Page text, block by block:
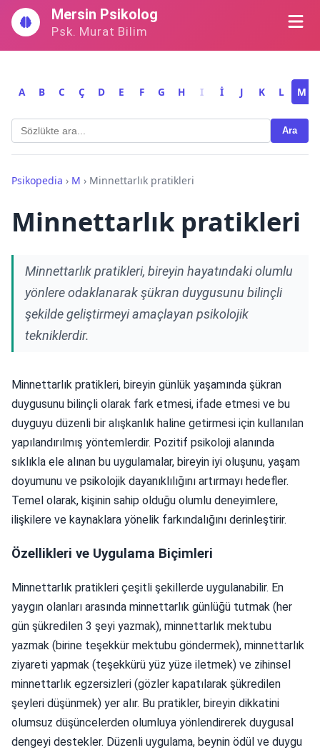
İçeriğe
geç
Mersin Psikolog
Psk. Murat Bilim
A B C Ç D E F G H I İ J K L M
Ara
Psikopedia › M › Minnettarlık pratikleri
Minnettarlık pratikleri
Minnettarlık pratikleri, bireyin hayatındaki olumlu
yönlere odaklanarak şükran duygusunu bilinçli
şekilde geliştirmeyi amaçlayan psikolojik
tekniklerdir.
Minnettarlık pratikleri, bireyin günlük yaşamında şükran
duygusunu bilinçli olarak fark etmesi, ifade etmesi ve bu
duyguyu düzenli bir alışkanlık haline getirmesi için kullanılan
yapılandırılmış yöntemlerdir. Pozitif psikoloji alanında
sıklıkla ele alınan bu uygulamalar, bireyin iyi oluşunu, yaşam
doyumunu ve psikolojik dayanıklılığını artırmayı hedefler.
Temel olarak, kişinin sahip olduğu olumlu deneyimlere,
ilişkilere ve kaynaklara yönelik farkındalığını derinleştirir.
Özellikleri ve Uygulama Biçimleri
Minnettarlık pratikleri çeşitli şekillerde uygulanabilir. En
yaygın olanları arasında minnettarlık günlüğü tutmak (her
gün şükredilen 3 şeyi yazmak), minnettarlık mektubu
yazmak (birine teşekkür mektubu göndermek), minnettarlık
ziyareti yapmak (teşekkürü yüz yüze iletmek) ve zihinsel
minnettarlık egzersizleri (gözler kapatılarak şükredilen
şeyleri düşünmek) yer alır. Bu pratikler, bireyin dikkatini
olumsuz düşüncelerden olumluya yönlendirerek duygusal
dengeyi destekler. Düzenli uygulama, beynin ödül ve duygu